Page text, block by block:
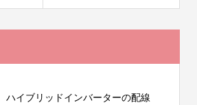
ハイブリッドインバーターの配線